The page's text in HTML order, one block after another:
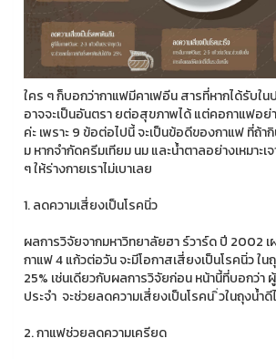
ใคร ๆ ก็บอกว่ากาแฟมีคาเฟอีน สารที่หากได้รับใ
อาจจะเป็นอันตรา ยต่อสุขภาพได้ แต่คอกาแฟอย่
ค่ะ เพราะ 9 ข้อต่อไปนี้ จะเป็นข้อดีของกาแฟ ที่ถ้า
ม หากจำกัดครีมเทียม นม และน้ำตาลอย่างเหมาะเ
ๆ ให้ร่างกายเราไม่เบาเลย
1. ลดความเสี่ยงเป็นโรคนิ่ว
ผลการวิจัยจากมหาวิทยาลัยฮา ร์วาร์ด ปี 2002
กาแฟ 4 แก้วต่อวัน จะมีโอกาสเสี่ยงเป็นโรคนิ่ว ใ
25% เช่นเดียวกับผลการวิจัยก่อน หน้านี้ที่บอกว่า
ประจำ จะช่วยลดความเสี่ยงเป็นโรคน ิ่วในถุงน้ำ
2. กาแฟช่วยลดความเครียด